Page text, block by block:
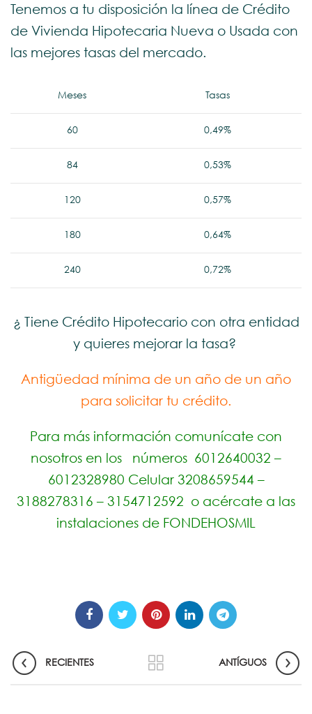
Tenemos a tu disposición la línea de Crédito
de Vivienda Hipotecaria Nueva o Usada con
las mejores tasas del mercado.
Meses Tasas
60 0,49%
84 0,53%
120 0,57%
180 0,64%
240 0,72%
¿ Tiene Crédito Hipotecario con otra entidad
y quieres mejorar la tasa?
Antigüedad mínima de un año de un año
para solicitar tu crédito.
Para más información comunícate con
nosotros en los números 6012640032 –
6012328980 Celular 3208659544 –
3188278316 – 3154712592 o acércate a las
instalaciones de FONDEHOSMIL
RECIENTES ANTÍGUOS